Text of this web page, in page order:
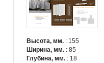
Высота, мм. : 155
Ширина, мм. : 85
Глубина, мм. : 18